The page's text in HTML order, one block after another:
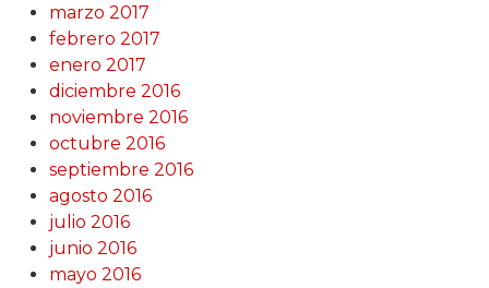
marzo 2017
febrero 2017
enero 2017
diciembre 2016
noviembre 2016
octubre 2016
septiembre 2016
agosto 2016
julio 2016
junio 2016
mayo 2016